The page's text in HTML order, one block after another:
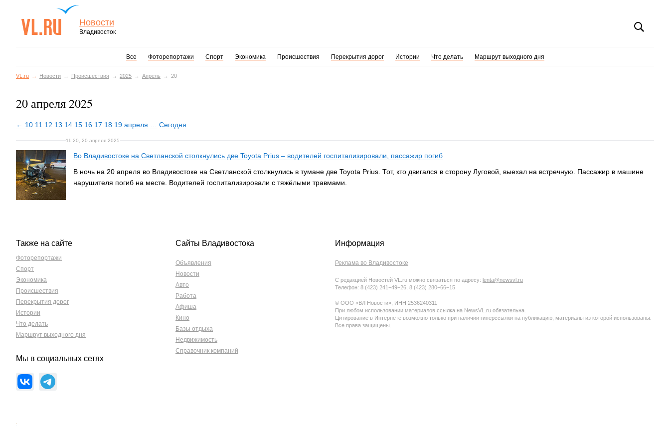
Новости
Владивосток
Все Фоторепортажи Спорт Экономика Происшествия Перекрытия дорог Истории Что делать Маршрут выходного дня
VL.ru Новости Происшествия 2025 Апрель 20
20 апреля 2025
← 10 11 12 13 14 15 16 17 18 19 апреля Сегодня
11:20, 20 апреля 2025
Во Владивостоке на Светланской столкнулись две Toyota Prius – водителей госпитализировали, пассажир погиб
В ночь на 20 апреля во Владивостоке на Светланской столкнулись в тумане две Toyota Prius. Тот, кто двигался в сторону Луговой, выехал на встречную. Пассажир в машине
нарушителя погиб на месте. Водителей госпитализировали с тяжёлыми травмами.
Также на сайте
Фоторепортажи
Спорт
Экономика
Происшествия
Перекрытия дорог
Истории
Что делать
Маршрут выходного дня
Мы в социальных сетях
Сайты Владивостока
Объявления
Новости
Авто
Работа
Афиша
Кино
Базы отдыха
Недвижимость
Справочник компаний
Информация
Реклама во Владивостоке
С редакцией Новостей VL.ru можно связаться по адресу: lenta@newsvl.ru
Телефон: 8 (423) 241−49−26, 8 (423) 280−66−15
© ООО «ВЛ Новости», ИНН 2536240311
При любом использовании материалов ссылка на NewsVL.ru обязательна.
Цитирование в Интернете возможно только при наличии гиперссылки на публикацию, материалы из которой использованы.
Все права защищены.